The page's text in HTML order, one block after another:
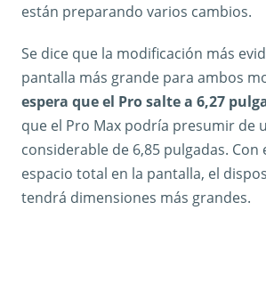
están preparando varios cambios.
Se dice que la modificación más
pantalla más grande para ambos
espera que el Pro salte a 6,27
que el Pro Max podría presumir de
considerable de 6,85 pulgadas. Con
espacio total en la pantalla, el
tendrá dimensiones más grandes.